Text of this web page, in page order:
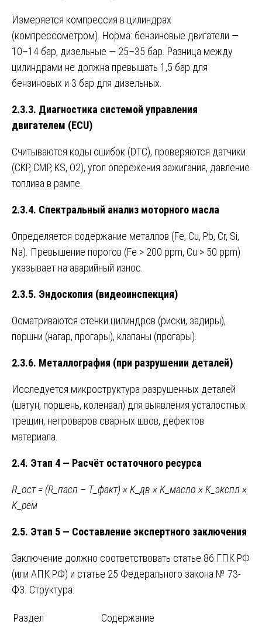
Измеряется компрессия в цилиндрах
(компрессометром). Норма: бензиновые двигатели —
10–14 бар, дизельные — 25–35 бар. Разница между
цилиндрами не должна превышать 1,5 бар для
бензиновых и 3 бар для дизельных.
2.3.3. Диагностика системой управления
двигателем (ECU)
Считываются коды ошибок (DTC), проверяются датчики
(CKP, CMP, KS, O2), угол опережения зажигания, давление
топлива в рампе.
2.3.4. Спектральный анализ моторного масла
Определяется содержание металлов (Fe, Cu, Pb, Cr, Si,
Na). Превышение порогов (Fe > 200 ppm, Cu > 50 ppm)
указывает на аварийный износ.
2.3.5. Эндоскопия (видеоинспекция)
Осматриваются стенки цилиндров (риски, задиры),
поршни (нагар, прогары), клапаны (прогары).
2.3.6. Металлография (при разрушении деталей)
Исследуется микроструктура разрушенных деталей
(шатун, поршень, коленвал) для выявления усталостных
трещин, непроваров сварных швов, дефектов
материала.
2.4. Этап 4 — Расчёт остаточного ресурса
R_ост = (R_пасп – T_факт) × K_дв × K_масло × K_экспл ×
K_рем
2.5. Этап 5 — Составление экспертного заключения
Заключение должно соответствовать статье 86 ГПК РФ
(или АПК РФ) и статье 25 Федерального закона № 73-
ФЗ. Структура:
Раздел
Содержание